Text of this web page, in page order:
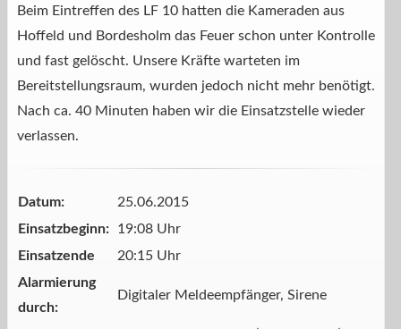
Beim Eintreffen des LF 10 hatten die Kameraden aus
Hoffeld und Bordesholm das Feuer schon unter Kontrolle
und fast gelöscht. Unsere Kräfte warteten im
Bereitstellungsraum, wurden jedoch nicht mehr benötigt.
Nach ca. 40 Minuten haben wir die Einsatzstelle wieder
verlassen.
Datum:
25.06.2015
Einsatzbeginn:
19:08 Uhr
Einsatzende
20:15 Uhr
Alarmierung
durch:
Digitaler Meldeempfänger, Sirene